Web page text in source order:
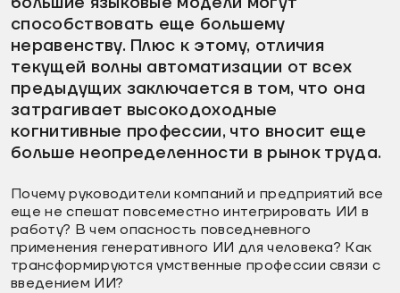
способствовать еще большему
неравенству. Плюс к этому, отличия
текущей волны автоматизации от всех
предыдущих заключается в том, что она
затрагивает высокодоходные
когнитивные профессии, что вносит еще
больше неопределенности в рынок труда.
Почему руководители компаний и предприятий все
еще не спешат повсеместно интегрировать ИИ в
работу? В чем опасность повседневного
применения генеративного ИИ для человека? Как
трансформируются умственные профессии связи с
введением ИИ?